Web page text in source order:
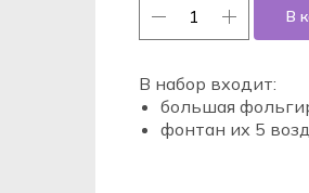
В
В набор входит:
большая
фонтан их 5